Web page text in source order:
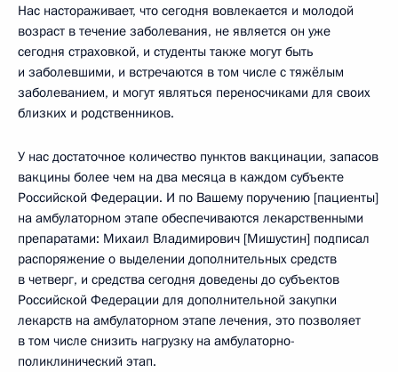
Нас настораживает, что сегодня вовлекается и молодой
возраст в течение заболевания, не является он уже
сегодня страховкой, и студенты также могут быть
и заболевшими, и встречаются в том числе с тяжёлым
заболеванием, и могут являться переносчиками для своих
близких и родственников.
У нас достаточное количество пунктов вакцинации, запасов
вакцины более чем на два месяца в каждом субъекте
Российской Федерации. И по Вашему поручению [пациенты]
на амбулаторном этапе обеспечиваются лекарственными
препаратами: Михаил Владимирович [Мишустин] подписал
распоряжение о выделении дополнительных средств
в четверг, и средства сегодня доведены до субъектов
Российской Федерации для дополнительной закупки
лекарств на амбулаторном этапе лечения, это позволяет
в том числе снизить нагрузку на амбулаторно-
поликлинический этап.